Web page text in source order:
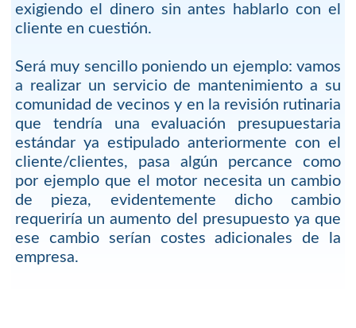
exigiendo el dinero sin antes hablarlo con el
cliente en cuestión.
Será muy sencillo poniendo un ejemplo: vamos
a realizar un servicio de mantenimiento a su
comunidad de vecinos y en la revisión rutinaria
que tendría una evaluación presupuestaria
estándar ya estipulado anteriormente con el
cliente/clientes, pasa algún percance como
por ejemplo que el motor necesita un cambio
de pieza, evidentemente dicho cambio
requeriría un aumento del presupuesto ya que
ese cambio serían costes adicionales de la
empresa.